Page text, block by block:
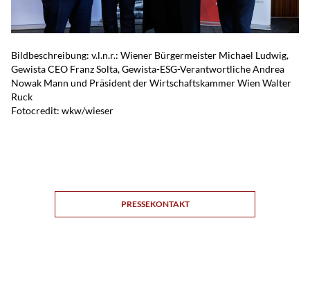
Bildbeschreibung: v.l.n.r.: Wiener Bürgermeister Michael Ludwig,
Gewista CEO Franz Solta, Gewista-ESG-Verantwortliche Andrea
Nowak Mann und Präsident der Wirtschaftskammer Wien Walter
Ruck
Fotocredit: wkw/wieser
PRESSEKONTAKT